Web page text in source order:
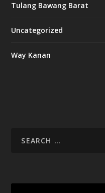
Tulang Bawang Barat
Uncategorized
Way Kanan